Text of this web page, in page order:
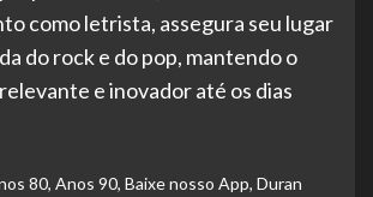
como letrista, assegura seu lugar
do rock e do pop, mantendo o
e inovador até os dias
80, Anos 90, Baixe nosso App, Duran